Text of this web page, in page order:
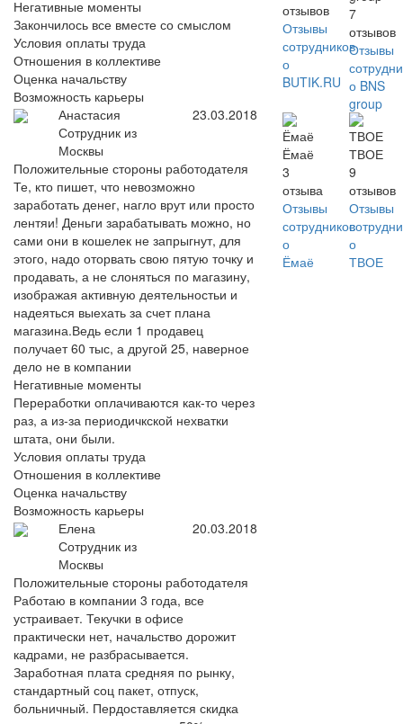
Негативные моменты
Закончилось все вместе со смыслом
Условия оплаты труда
Отношения в коллективе
Оценка начальству
Возможность карьеры
Анастасия
Сотрудник из
Москвы
23.03.2018
Положительные стороны работодателя
Те, кто пишет, что невозможно
заработать денег, нагло врут или просто
лентяи! Деньги зарабатывать можно, но
сами они в кошелек не запрыгнут, для
этого, надо оторвать свою пятую точку и
продавать, а не слоняться по магазину,
изображая активную деятельностьи и
надеяться выехать за счет плана
магазина.Ведь если 1 продавец
получает 60 тыс, а другой 25, наверное
дело не в компании
Негативные моменты
Переработки оплачиваются как-то через
раз, а из-за периодичкской нехватки
штата, они были.
Условия оплаты труда
Отношения в коллективе
Оценка начальству
Возможность карьеры
Елена
Сотрудник из
Москвы
20.03.2018
Положительные стороны работодателя
Работаю в компании 3 года, все
устраивает. Текучки в офисе
практически нет, начальство дорожит
кадрами, не разбрасывается.
Заработная плата средняя по рынку,
стандартный соц пакет, отпуск,
больничный. Пердоставляется скидка
отзывов
Отзывы
сотрудников
о
BUTIK.RU
7
отзывов
Отзывы
о BNS
group
Ёмаё
3
отзыва
Отзывы
сотрудников
о
Ёмаё
ТВОЕ
9
отзывов
Отзывы
о
ТВОЕ